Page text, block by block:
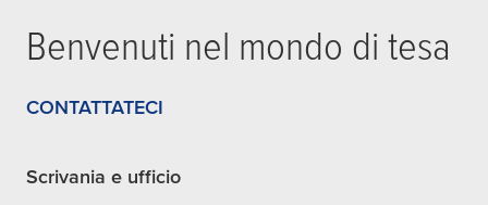
Benvenuti nel mondo di tesa
CONTATTATECI
Scrivania e ufficio